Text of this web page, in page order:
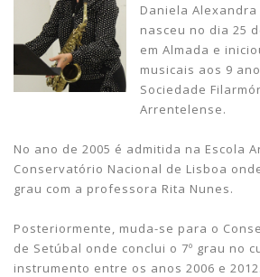
Daniela
nasceu no dia 25
em Almada e
musicais aos 9
Sociedade
Arrentelense.
No ano de 2005 é admitida na Escola
Conservatório Nacional de Lisboa
grau com a professora Rita Nunes.
Posteriormente, muda-se para o
de Setúbal onde conclui o 7º grau no
instrumento entre os anos 2006 e